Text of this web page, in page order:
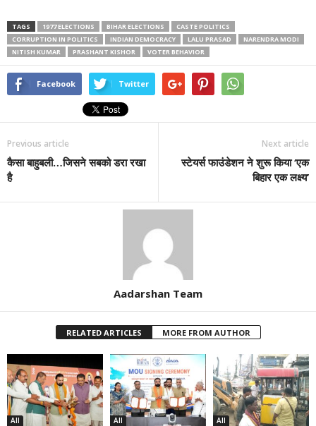
TAGS 1977 ELECTIONS BIHAR ELECTIONS
CASTE POLITICS
CORRUPTION IN POLITICS
INDIAN DEMOCRACY LALU PRASAD
NARENDRA MODI
NITISH KUMAR
PRASHANT KISHOR VOTER BEHAVIOR
Facebook Twitter
Previous article
कैसा बाहुबली…जिसने सबको डरा रखा
है
Next article
स्टेयर्स फाउंडेशन ने शुरू किया ‘एक
बिहार एक लक्ष्य’
Aadarshan Team
RELATED ARTICLES MORE FROM AUTHOR
All All All